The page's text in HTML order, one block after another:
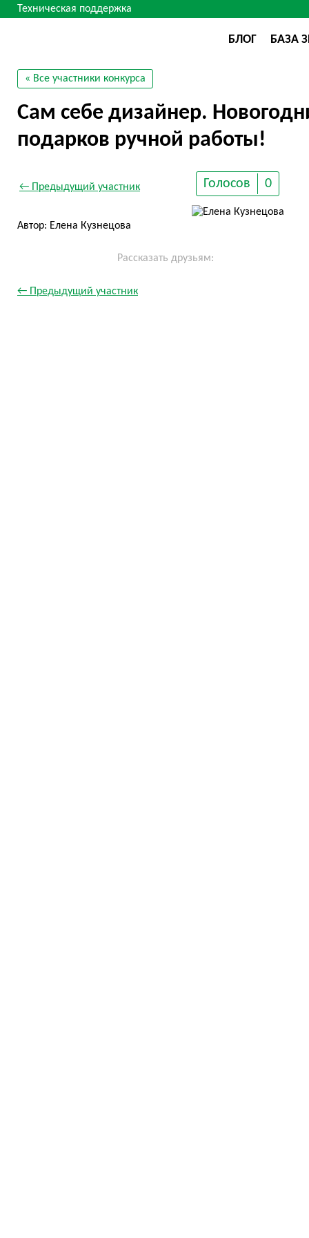
Техническая поддержка
БЛОГ БАЗА
« Все участники конкурса
Сам себе дизайнер.
подарков ручной работы!
← Предыдущий участник Голосов 0
Автор: Елена Кузнецова
Рассказать друзьям:
← Предыдущий участник